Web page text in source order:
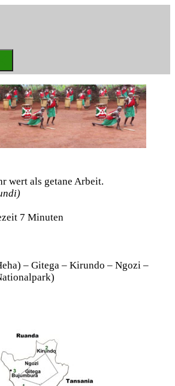
wert als getane Arbeit.
7 Minuten
– Gitega – Kirundo – Ngozi –